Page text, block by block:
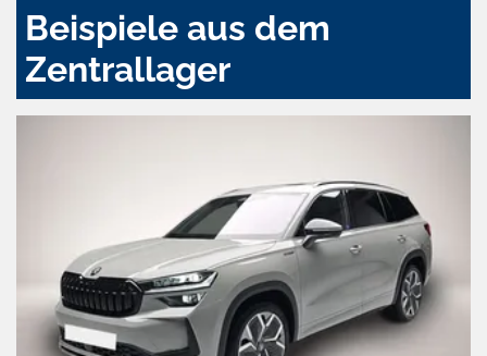
Beispiele aus dem
Zentrallager